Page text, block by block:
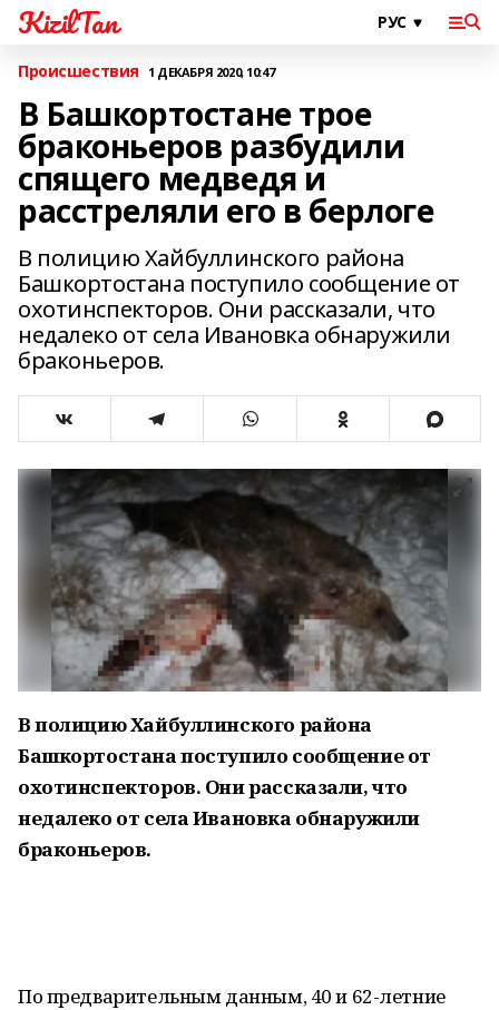
KizilTan
Происшествия 1 ДЕКАБРЯ 2020, 10:47
В Башкортостане трое
браконьеров разбудили
спящего медведя и
расстреляли его в берлоге
В полицию Хайбуллинского района
Башкортостана поступило сообщение от
охотинспекторов. Они рассказали, что
недалеко от села Ивановка обнаружили
браконьеров.
В полицию Хайбуллинского района
Башкортостана поступило сообщение от
охотинспекторов. Они рассказали, что
недалеко от села Ивановка обнаружили
браконьеров.
По предварительным данным, 40 и 62-летние